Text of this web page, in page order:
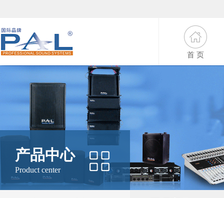
首 页
产品中心
Product center